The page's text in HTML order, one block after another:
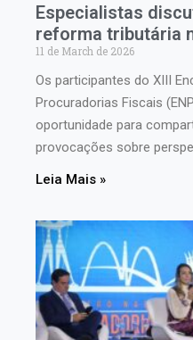
Especialistas
reforma tributária
11 de March de 2026
Os participantes do XIII
Procuradorias Fiscais
oportunidade para
provocações sobre
Leia Mais »